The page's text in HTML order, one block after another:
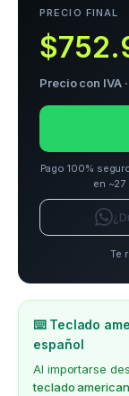
PRECIO FINAL
Precio con IVA
Pago 100%
en ~27
Te
⌨️ Teclado
español
Al importarse
teclado